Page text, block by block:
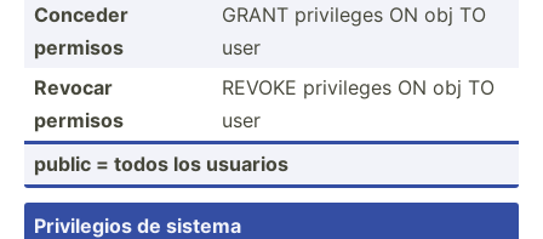
Conceder
permisos
GRANT privileges ON obj TO
user
Revocar
permisos
REVOKE privileges ON obj TO
user
public = todos los usuarios
Privil­egios de sistema